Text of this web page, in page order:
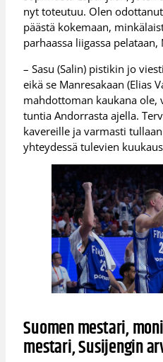
nyt toteutuu. Olen
päästä kokemaan,
parhaassa liigassa
– Sasu (Salin) pistikin jo
eikä se Manresakaan (Elias
mahdottoman kaukana ole,
tuntia Andorrasta ajella.
kavereille ja varmasti
yhteydessä tulevien
Suomen mestari,
mestari, Susijengin